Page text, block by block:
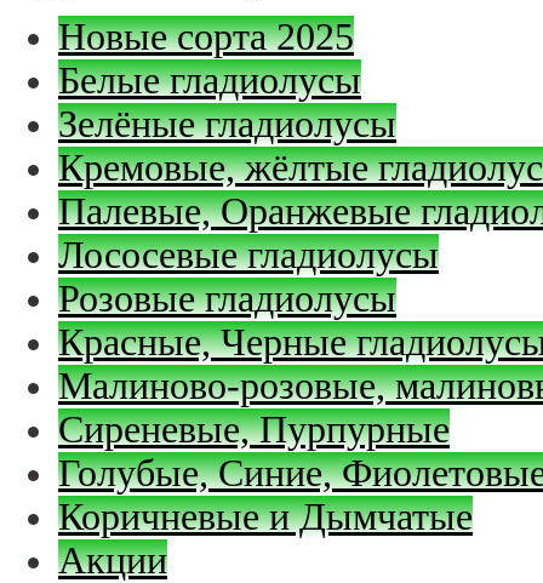
Новые сорта 2025
Белые гладиолусы
Зелёные гладиолусы
Кремовые, жёлтые
Палевые, Оранжевые
Лососевые гладиолусы
Розовые гладиолусы
Красные, Черные
Малиново-розовые,
Сиреневые, Пурпурные
Голубые, Синие,
Коричневые и Дымчатые
Акции